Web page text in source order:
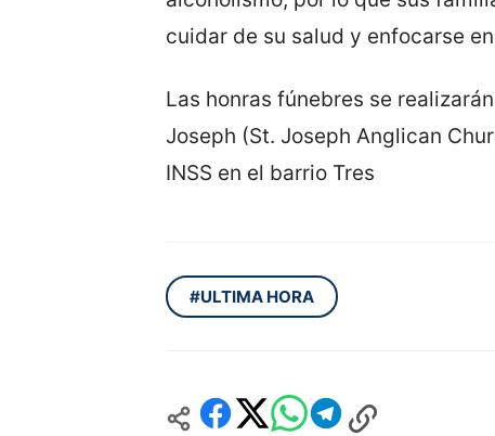
cuidar de su salud y enfocarse
Las honras fúnebres se
Joseph (St. Joseph Anglican
INSS en el barrio Tres
#ULTIMA HORA